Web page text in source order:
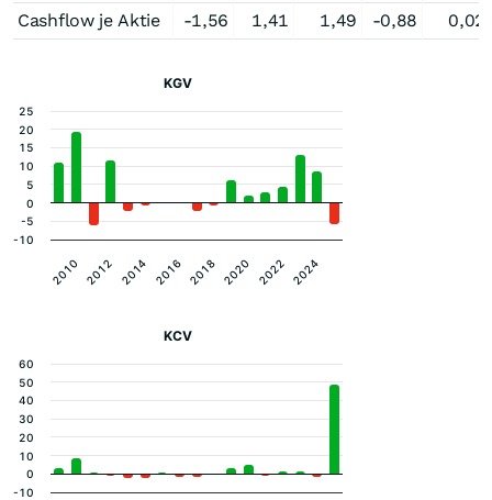
Cashflow je Aktie
-1,56 1,41 1,49 -0,88 0,02
KGV
2010 2012 2014 2016 2018 2020 2022 2024
-10
-5
0
5
10
15
20
25
KCV
-10
0
10
20
30
40
50
60